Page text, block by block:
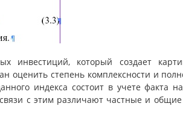
инвестиций, который создает
оценить степень комплексности и
индекса состоит в учете факта
с этим различают частные и